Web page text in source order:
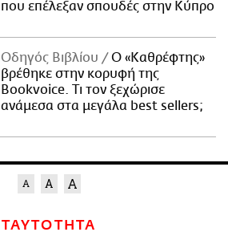
που επέλεξαν σπουδές στην Κύπρο
Οδηγός Βιβλίου
Ο «Καθρέφτης»
βρέθηκε στην κορυφή της
Bookvoice. Τι τον ξεχώρισε
ανάμεσα στα μεγάλα best sellers;
ΤΑΥΤΟΤΗΤΑ